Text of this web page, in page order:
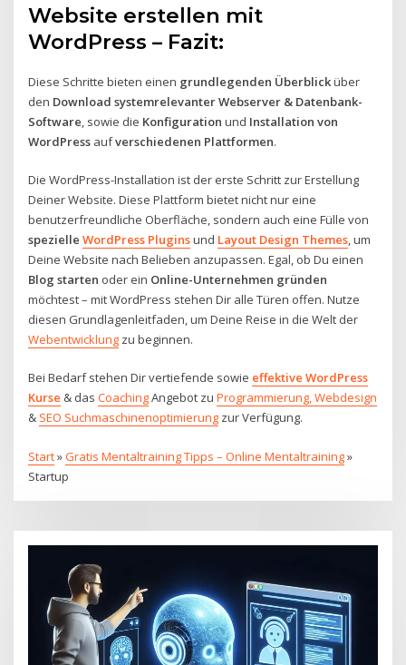
Website erstellen mit
WordPress – Fazit:
Diese Schritte bieten einen grundlegenden Überblicküber
den Download systemrelevanter Webserver & Datenbank-
Software, sowie die Konfiguration und Installation von
WordPress aufverschiedenen Plattformen.
Die WordPress-Installation ist der erste Schritt zur Erstellung
Deiner Website. Diese Plattform bietet nicht nur eine
benutzerfreundliche Oberfläche, sondern auch eine Fülle von
spezielleWordPress Pluginsund Layout Design Themes, um
Deine Website nach Belieben anzupassen. Egal, ob Du einen
Blog starten oder ein Online-Unternehmen gründen
möchtest – mit WordPress stehen Dir alle Türen offen. Nutze
diesen Grundlagenleitfaden, um Deine Reise in die Welt der
Webentwicklung zu beginnen.
Bei Bedarf stehen Dir vertiefende sowie effektive WordPress
Kurse & dasCoachingAngebot zuProgrammierung, Webdesign
& SEO Suchmaschinenoptimierung zur Verfügung.
Start»Gratis Mentaltraining Tipps – Online Mentaltraining»
Startup